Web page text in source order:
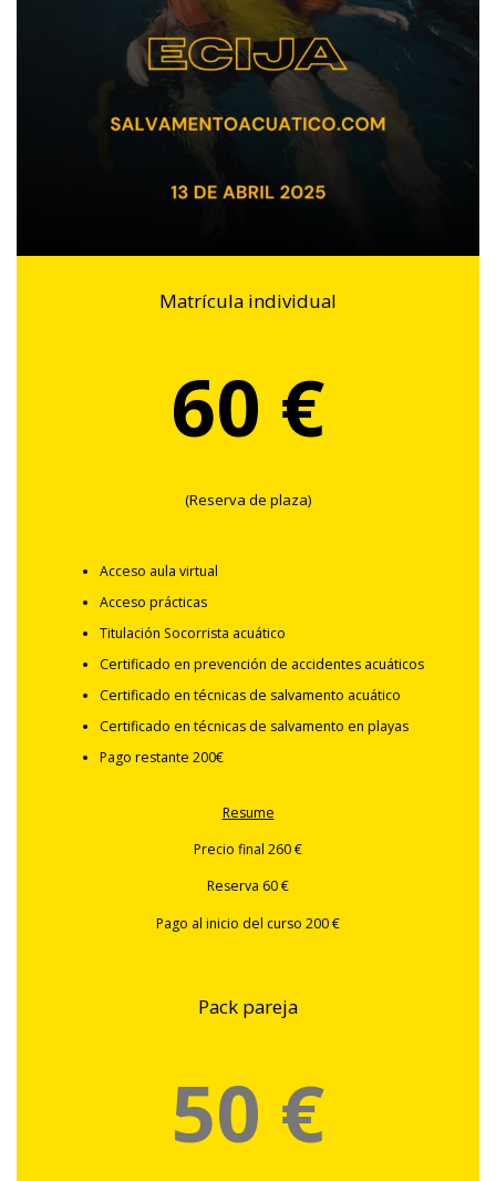
Matrícula individual
60 €
(Reserva de plaza)
Acceso aula virtual
Acceso prácticas
Titulación Socorrista acuático
Certificado en prevención de accidentes acuáticos
Certificado en técnicas de salvamento acuático
Certificado en técnicas de salvamento en playas
Pago restante 200€
Resume
Precio final 260 €
Reserva 60 €
Pago al inicio del curso 200 €
Pack pareja
50 €